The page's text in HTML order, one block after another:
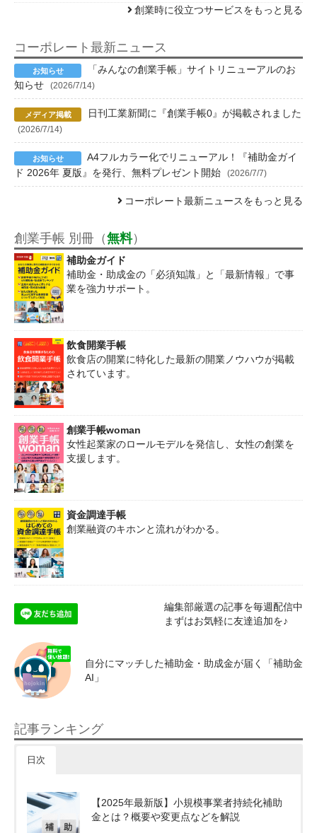
創業時に役立つサービスをもっと見る
コーポレート最新ニュース
「みんなの創業手帳」サイトリニューアルのお
知らせ
(2026/7/14)
日刊工業新聞に『創業手帳0』が掲載されました
(2026/7/14)
A4フルカラー化でリニューアル！『補助金ガイ
ド 2026年 夏版』を発行、無料プレゼント開始
(2026/7/7)
コーポレート最新ニュースをもっと見る
創業手帳 別冊（無料）
補助金ガイド
補助金・助成金の「必須知識」と「最新情報」で事
業を強力サポート。
飲食開業手帳
飲食店の開業に特化した最新の開業ノウハウが掲載
されています。
創業手帳woman
女性起業家のロールモデルを発信し、女性の創業を
支援します。
資金調達手帳
創業融資のキホンと流れがわかる。
編集部厳選の記事を毎週配信中
まずはお気軽に友達追加を♪
自分にマッチした補助金・助成金が届く「補助金
AI」
記事ランキング
日次
【2025年最新版】小規模事業者持続化補助
金とは？概要や変更点などを解説